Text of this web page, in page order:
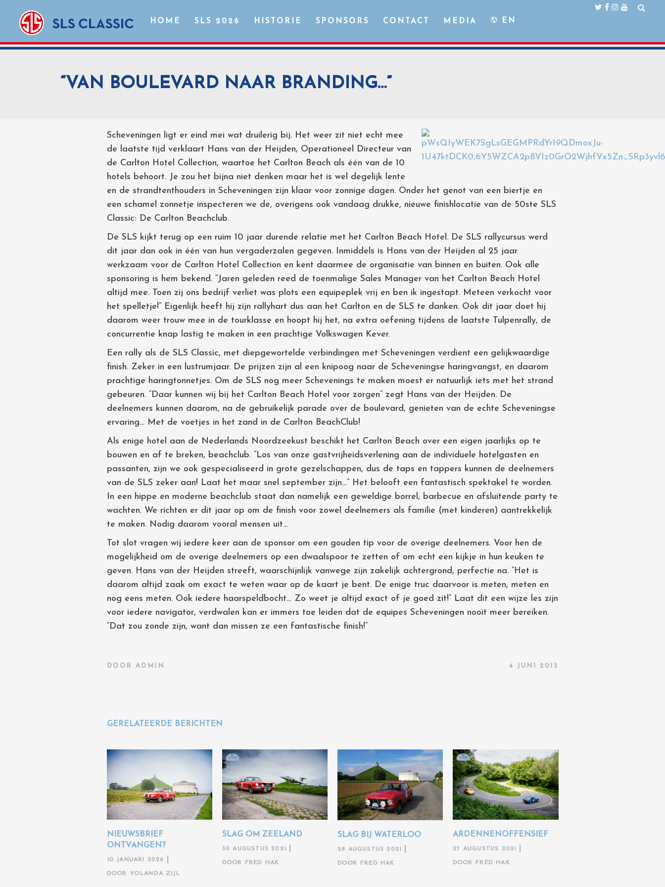
HOME SLS 2026 HISTORIE SPONSORS CONTACT MEDIA EN
“VAN BOULEVARD NAAR BRANDING…”
Scheveningen ligt er eind mei wat druilerig bij. Het weer zit niet echt mee
de laatste tijd verklaart Hans van der Heijden, Operationeel Directeur van
de Carlton Hotel Collection, waartoe het Carlton Beach als één van de 10
hotels behoort. Je zou het bijna niet denken maar het is wel degelijk lente
en de strandtenthouders in Scheveningen zijn klaar voor zonnige dagen. Onder het genot van een biertje en
een schamel zonnetje inspecteren we de, overigens ook vandaag drukke, nieuwe finishlocatie van de 50ste SLS
Classic: De Carlton Beachclub.
De SLS kijkt terug op een ruim 10 jaar durende relatie met het Carlton Beach Hotel. De SLS rallycursus werd
dit jaar dan ook in één van hun vergaderzalen gegeven. Inmiddels is Hans van der Heijden al 25 jaar
werkzaam voor de Carlton Hotel Collection en kent daarmee de organisatie van binnen en buiten. Ook alle
sponsoring is hem bekend. “Jaren geleden reed de toenmalige Sales Manager van het Carlton Beach Hotel
altijd mee. Toen zij ons bedrijf verliet was plots een equipeplek vrij en ben ik ingestapt. Meteen verkocht voor
het spelletje!“ Eigenlijk heeft hij zijn rallyhart dus aan het Carlton en de SLS te danken. Ook dit jaar doet hij
daarom weer trouw mee in de tourklasse en hoopt hij het, na extra oefening tijdens de laatste Tulpenrally, de
concurrentie knap lastig te maken in een prachtige Volkswagen Kever.
Een rally als de SLS Classic, met diepgewortelde verbindingen met Scheveningen verdient een gelijkwaardige
finish. Zeker in een lustrumjaar. De prijzen zijn al een knipoog naar de Scheveningse haringvangst, en daarom
prachtige haringtonnetjes. Om de SLS nog meer Schevenings te maken moest er natuurlijk iets met het strand
gebeuren. “Daar kunnen wij bij het Carlton Beach Hotel voor zorgen” zegt Hans van der Heijden. De
deelnemers kunnen daarom, na de gebruikelijk parade over de boulevard, genieten van de echte Scheveningse
ervaring… Met de voetjes in het zand in de Carlton BeachClub!
Als enige hotel aan de Nederlands Noordzeekust beschikt het Carlton Beach over een eigen jaarlijks op te
bouwen en af te breken, beachclub. “Los van onze gastvrijheidsverlening aan de individuele hotelgasten en
passanten, zijn we ook gespecialiseerd in grote gezelschappen, dus de taps en tappers kunnen de deelnemers
van de SLS zeker aan! Laat het maar snel september zijn…” Het belooft een fantastisch spektakel te worden.
In een hippe en moderne beachclub staat dan namelijk een geweldige borrel, barbecue en afsluitende party te
wachten. We richten er dit jaar op om de finish voor zowel deelnemers als familie (met kinderen) aantrekkelijk
te maken. Nodig daarom vooral mensen uit…
Tot slot vragen wij iedere keer aan de sponsor om een gouden tip voor de overige deelnemers. Voor hen de
mogelijkheid om de overige deelnemers op een dwaalspoor te zetten of om echt een kijkje in hun keuken te
geven. Hans van der Heijden streeft, waarschijnlijk vanwege zijn zakelijk achtergrond, perfectie na. “Het is
daarom altijd zaak om exact te weten waar op de kaart je bent. De enige truc daarvoor is meten, meten en
nog eens meten. Ook iedere haarspeldbocht… Zo weet je altijd exact of je goed zit!” Laat dit een wijze les zijn
voor iedere navigator, verdwalen kan er immers toe leiden dat de equipes Scheveningen nooit meer bereiken.
“Dat zou zonde zijn, want dan missen ze een fantastische finish!”
DOOR ADMIN 4 JUNI 2013
GERELATEERDE BERICHTEN
NIEUWSBRIEF
ONTVANGEN?
10 JANUARI 2026
DOOR YOLANDA ZIJL
SLAG OM ZEELAND
30 AUGUSTUS 2021
DOOR FRED HAK
SLAG BIJ WATERLOO
28 AUGUSTUS 2021
DOOR FRED HAK
ARDENNENOFFENSIEF
27 AUGUSTUS 2021
DOOR FRED HAK